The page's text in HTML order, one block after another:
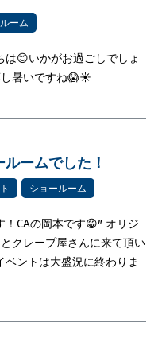
ーム
は😊いかがお過ごしでしょ
暑いですね😱☀
ームでした！
ショールーム
CAの岡本です😁” オリジ
クレープ屋さんに来て頂い
ベントは大盛況に終わりま